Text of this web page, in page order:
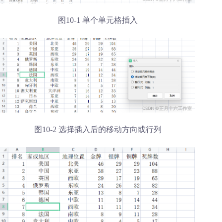
图10-1 单个单元格插入
图10-2 选择插入后的移动方向或行列